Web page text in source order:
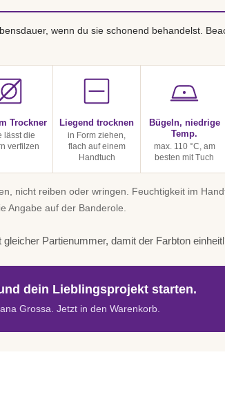
wenn du sie schonend behandelst.
Trockner
lässt die
verfilzen
Liegend trocknen
in Form ziehen,
flach auf einem
Handtuch
Bügeln, niedrige
Temp.
max. 110 °C, am
besten mit Tuch
nicht reiben oder wringen. Feuchtigkeit im
Angabe auf der Banderole.
Partienummer, damit der Farbton
dein Lieblingsprojekt starten.
Grossa. Jetzt in den Warenkorb.